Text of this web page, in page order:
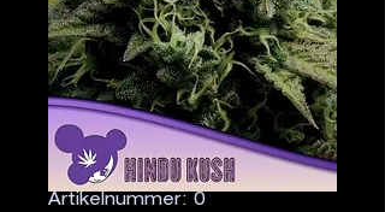
Artikelnummer: 0